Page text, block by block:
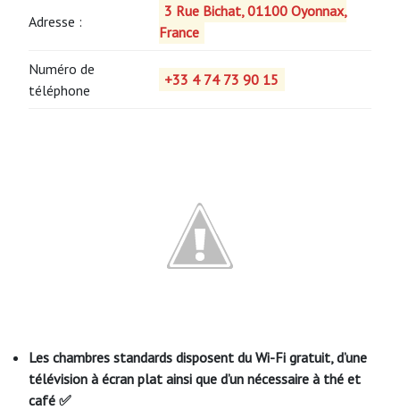
Adresse :
3 Rue Bichat, 01100 Oyonnax,
France
Numéro de
téléphone
+33 4 74 73 90 15
Les chambres standards disposent du Wi-Fi gratuit, d’une
télévision à écran plat ainsi que d’un nécessaire à thé et
café ✅